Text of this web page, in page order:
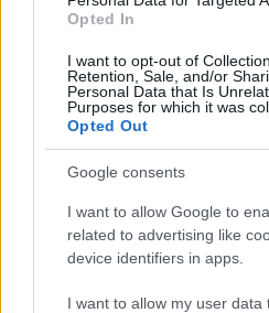
Opted In
I want to opt-out of
Retention, Sale, and/or
Personal Data that Is
Purposes for which it was
Opted Out
Google consents
I want to allow Google to
related to advertising like
device identifiers in apps.
I want to allow my user data
Szólj hozzá!
A hozzászóláshoz be kell